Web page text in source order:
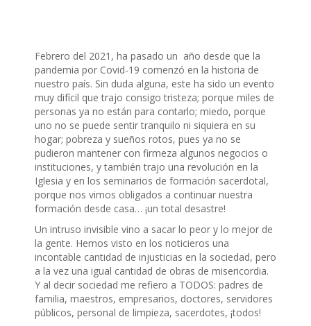
Febrero del 2021, ha pasado un año desde que la
pandemia por Covid-19 comenzó en la historia de
nuestro país. Sin duda alguna, este ha sido un evento
muy difícil que trajo consigo tristeza; porque miles de
personas ya no están para contarlo; miedo, porque
uno no se puede sentir tranquilo ni siquiera en su
hogar; pobreza y sueños rotos, pues ya no se
pudieron mantener con firmeza algunos negocios o
instituciones, y también trajo una revolución en la
Iglesia y en los seminarios de formación sacerdotal,
porque nos vimos obligados a continuar nuestra
formación desde casa… ¡un total desastre!
Un intruso invisible vino a sacar lo peor y lo mejor de
la gente. Hemos visto en los noticieros una
incontable cantidad de injusticias en la sociedad, pero
a la vez una igual cantidad de obras de misericordia.
Y al decir sociedad me refiero a TODOS: padres de
familia, maestros, empresarios, doctores, servidores
públicos, personal de limpieza, sacerdotes, ¡todos!